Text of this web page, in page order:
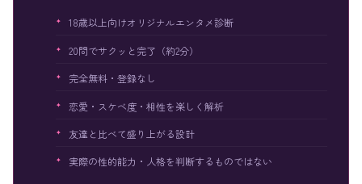
18歳以上向けオリジナルエンタメ診断
20問でサクッと完了（約2分）
完全無料・登録なし
恋愛・スケベ度・相性を楽しく解析
友達と比べて盛り上がる設計
実際の性的能力・人格を判断するものではない